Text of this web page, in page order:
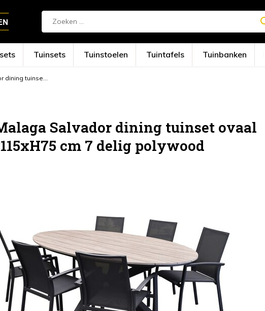
Tuinsets Tuinstoelen Tuintafels Tuinbanken
dining tuinse...
Salvador dining tuinset ovaal
cm 7 delig polywood